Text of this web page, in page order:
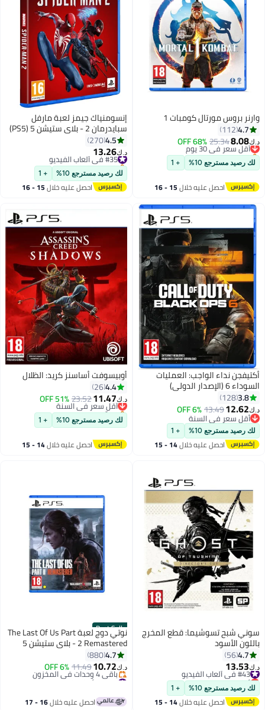
وارنر بروس مورتال كومبات 1
4.7
112
د.ك‏8.08
25.34
68% OFFأقل سعر في 30 يوم
باقي 2 وحدات في المخزون
أقل سعر في 30 يوم
لك رصيد مسترجع 10% + 1
احصل عليه خلال 15 - 16
إنسومنياك جيمز لعبة مارفل
سبايدرمان 2 - بلاي ستيشن 5 (PS5)
4.5
270
د.ك‏13.26
#35 في ألعاب الفيديو
باقي 3 وحدات في المخزون
#35 في ألعاب الفيديو
لك رصيد مسترجع 10% + 1
احصل عليه خلال 15 - 16
أكتيفجن نداء الواجب: العمليات
السوداء 6 (الإصدار الدولي)
3.8
128
د.ك‏12.62
13.49
6% OFF
أقل سعر في السنة
أقل سعر في السنة
لك رصيد مسترجع 10% + 1
احصل عليه خلال 14 - 15
أوبيسوفت أساسنز كريد: الظلال
4.4
26
د.ك‏11.47
23.52
51% OFF
أقل سعر في السنة
بتخلّص بسرعة
أقل سعر في السنة
لك رصيد مسترجع 10% + 1
احصل عليه خلال 14 - 15
سوني شبح تسوشيما: قطع المخرج
باللون الأسود
4.7
56
د.ك‏13.53
#43 في ألعاب الفيديو
أقل سعر في 7 يوم
#43 في ألعاب الفيديو
لك رصيد مسترجع 10% + 1
احصل عليه خلال 14 - 15
Best Seller نوتي دوج لعبة The Last Of Us Part
2 Remastered - بلاي ستيشن 5
4.7
880
د.ك‏10.72
11.49
6% OFF
#6 في ألعاب الفيديو
أقل سعر في 30 يوم
باقي 4 وحدات في المخزون
#6 في ألعاب الفيديو احصل عليه خلال 16 - 17